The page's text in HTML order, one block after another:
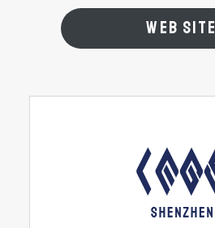
WEB SITE